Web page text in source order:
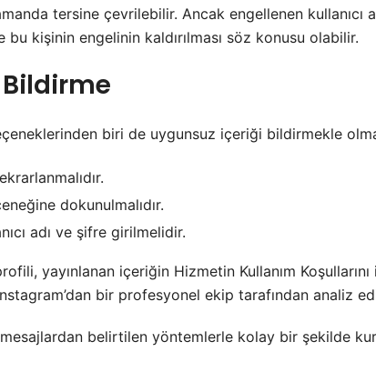
tersine çevrilebilir. Ancak engellenen kullanıcı
bu kişinin engelinin kaldırılması söz konusu olabilir.
biri de uygunsuz içeriği bildirmekle
dokunulmalıdır.
adı ve şifre girilmelidir.
yayınlanan içeriğin Hizmetin Kullanım
bir profesyonel ekip tarafından analiz
belirtilen yöntemlerle kolay bir şekilde